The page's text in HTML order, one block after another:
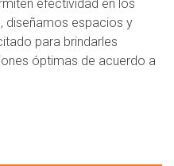
efectividad en los
diseñamos espacios y
para brindarles
óptimas de acuerdo a